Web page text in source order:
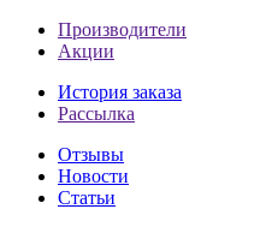
Производители
Акции
История заказа
Рассылка
Отзывы
Новости
Статьи